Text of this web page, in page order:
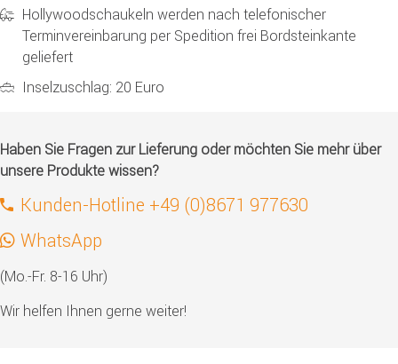
Hollywoodschaukeln werden nach telefonischer
Terminvereinbarung per Spedition frei Bordsteinkante
geliefert
Inselzuschlag: 20 Euro
Haben Sie Fragen zur Lieferung oder möchten Sie mehr über
unsere Produkte wissen?
Kunden-Hotline +49 (0)8671 977630
WhatsApp
(Mo.-Fr. 8-16 Uhr)
Wir helfen Ihnen gerne weiter!